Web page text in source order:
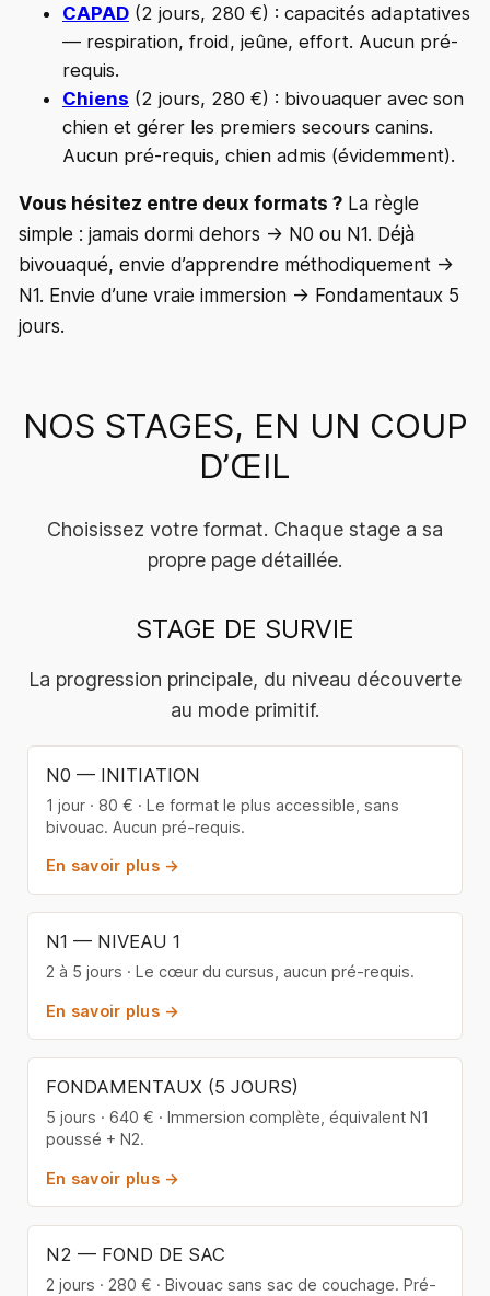
CAPAD(2 jours, 280 €) : capacités adaptatives
— respiration, froid, jeûne, effort. Aucun pré-
requis.
Chiens (2 jours, 280 €) : bivouaquer avec son
chien et gérer les premiers secours canins.
Aucun pré-requis, chien admis (évidemment).
Vous hésitez entre deux formats ?La règle
simple : jamais dormi dehors → N0 ou N1. Déjà
bivouaqué, envie d’apprendre méthodiquement →
N1. Envie d’une vraie immersion → Fondamentaux 5
jours.
NOS STAGES, EN UN COUP
D’ŒIL
Choisissez votre format. Chaque stage a sa
propre page détaillée.
STAGE DE SURVIE
La progression principale, du niveau découverte
au mode primitif.
N0 — INITIATION
1 jour · 80 € · Le format le plus accessible, sans
bivouac. Aucun pré-requis.
En savoir plus →
N1 — NIVEAU 1
2 à 5 jours · Le cœur du cursus, aucun pré-requis.
En savoir plus →
FONDAMENTAUX (5 JOURS)
5 jours · 640 € · Immersion complète, équivalent N1
poussé + N2.
En savoir plus →
N2 — FOND DE SAC
2 jours · 280 € · Bivouac sans sac de couchage. Pré-